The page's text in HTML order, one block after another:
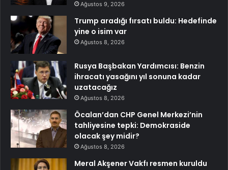
Ağustos 9, 2026
Trump aradığı fırsatı buldu: Hedefinde
yine o isim var
Ağustos 8, 2026
Rusya Başbakan Yardımcısı: Benzin
ihracatı yasağını yıl sonuna kadar
uzatacağız
Ağustos 8, 2026
Öcalan’dan CHP Genel Merkezi’nin
tahliyesine tepki: Demokraside
olacak şey midir?
Ağustos 8, 2026
Meral Akşener Vakfı resmen kuruldu